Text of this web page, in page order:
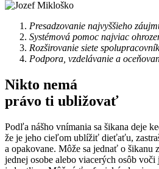
Presadzovanie najvyššieho
Systémová pomoc najviac
Rozširovanie siete
Podpora, vzdelávanie a
Nikto nemá
právo ti ubližovať
Podľa nášho vnímania sa šikana deje
že je jeho cieľom ublížiť dieťaťu,
a opakovane. Môže sa jednať o šikanu
jednej osobe alebo viacerých osôb voči